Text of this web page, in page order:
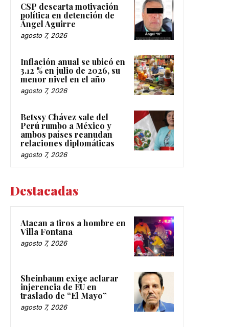
CSP descarta motivación
política en detención de
Ángel Aguirre
agosto 7, 2026
Inflación anual se ubicó en
3.12 % en julio de 2026, su
menor nivel en el año
agosto 7, 2026
Betssy Chávez sale del
Perú rumbo a México y
ambos países reanudan
relaciones diplomáticas
agosto 7, 2026
Destacadas
Atacan a tiros a hombre en
Villa Fontana
agosto 7, 2026
Sheinbaum exige aclarar
injerencia de EU en
traslado de “El Mayo”
agosto 7, 2026